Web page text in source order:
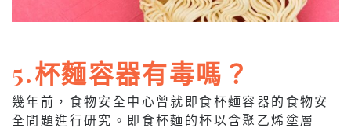
5.杯麵容器有毒嗎？
幾年前，食物安全中心曾就即食杯麵容器的食物安
全問題進行研究。即食杯麵的杯以含聚乙烯塗層